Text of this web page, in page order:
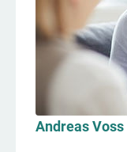
Andreas Voss